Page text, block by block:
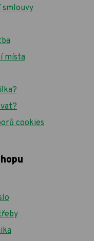
smlouvy
místa
cookies